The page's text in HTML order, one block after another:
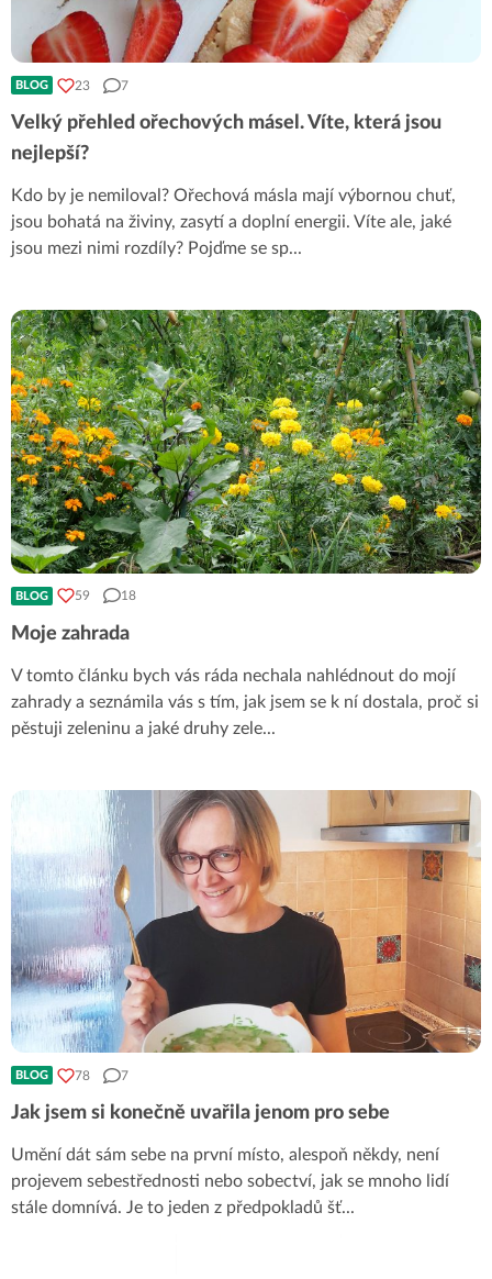
BLOG 23 7
Velký přehled ořechových másel. Víte, která jsou
nejlepší?
Kdo by je nemiloval? Ořechová másla mají výbornou chuť,
jsou bohatá na živiny, zasytí a doplní energii. Víte ale, jaké
jsou mezi nimi rozdíly? Pojďme se sp...
BLOG 59 18
Moje zahrada
V tomto článku bych vás ráda nechala nahlédnout do mojí
zahrady a seznámila vás s tím, jak jsem se k ní dostala, proč si
pěstuji zeleninu a jaké druhy zele...
BLOG 78 7
Jak jsem si konečně uvařila jenom pro sebe
Umění dát sám sebe na první místo, alespoň někdy, není
projevem sebestřednosti nebo sobectví, jak se mnoho lidí
stále domnívá. Je to jeden z předpokladů šť...